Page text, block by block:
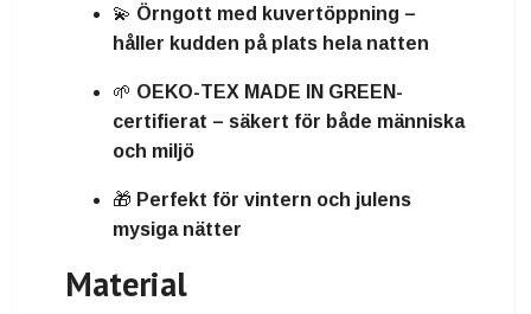
💫 Örngott med kuvertöppning –
håller kudden på plats hela natten
🌱 OEKO-TEX MADE IN GREEN-
certifierat – säkert för både människa
och miljö
🎁 Perfekt för vintern och julens
mysiga nätter
Material